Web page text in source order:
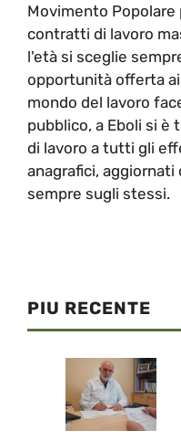
Movimento Popolare
contratti di lavoro
l'età si sceglie
opportunità offerta
mondo del lavoro
pubblico, a Eboli si
di lavoro a tutti gli
anagrafici, aggiornati
sempre sugli stessi.
PIU RECENTE